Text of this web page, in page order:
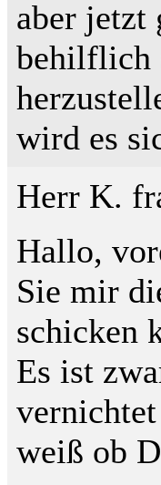
aber jetzt
behilflich
wird es
Herr K.
Hallo,
Sie mir
schicken
Es ist
weiß ob